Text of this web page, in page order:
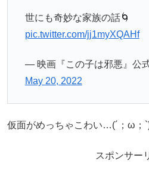
世にも奇妙な家族の話🌀
pic.twitter.com/jj1myXQAHf
— 映画『この子は邪悪』公
May 20, 2022
仮面がめっちゃこわい…(´；ω；
スポンサー